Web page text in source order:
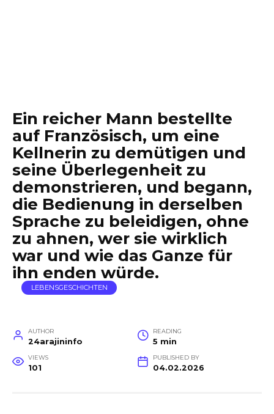
Ein reicher Mann bestellte
auf Französisch, um eine
Kellnerin zu demütigen und
seine Überlegenheit zu
demonstrieren, und begann,
die Bedienung in derselben
Sprache zu beleidigen, ohne
zu ahnen, wer sie wirklich
war und wie das Ganze für
ihn enden würde.
LEBENSGESCHICHTEN
AUTHOR
24arajininfo
READING
5 min
VIEWS
101
PUBLISHED BY
04.02.2026